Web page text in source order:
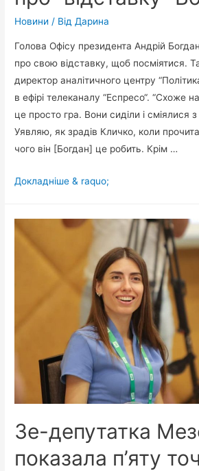
Новини / Від Дарина
Голова Офісу президента Андрій
про свою відставку, щоб посміятися.
директор аналітичного центру
в ефірі телеканалу “Еспресо“. “Схоже
це просто гра. Вони сиділи і сміялися
Уявляю, як зрадів Кличко, коли
чого він [Богдан] це робить. Крім …
“Вони
сміялися
“відставку”
Богдана
Докладніше & raquo;
Зе-депутатка
показала п’яту